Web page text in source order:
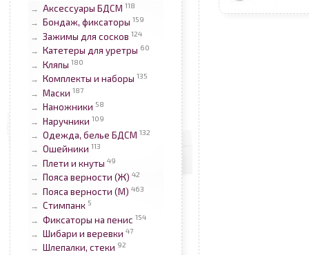
→ Аксессуары БДСМ 118
→ Бондаж, фиксаторы 159
→ Зажимы для сосков 124
→ Катетеры для уретры 60
→ Кляпы 180
→ Комплекты и наборы 135
→ Маски 187
→ Наножники 58
→ Наручники 109
→ Одежда, белье БДСМ 132
→ Ошейники 113
→ Плети и кнуты 49
→ Пояса верности (Ж) 42
→ Пояса верности (М) 463
→ Стимпанк 5
→ Фиксаторы на пенис 154
→ Шибари и веревки 47
→ Шлепалки, стеки 92